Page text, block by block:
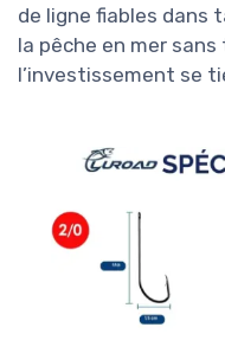
de ligne fiables dans
la pêche en mer
l’investissement se